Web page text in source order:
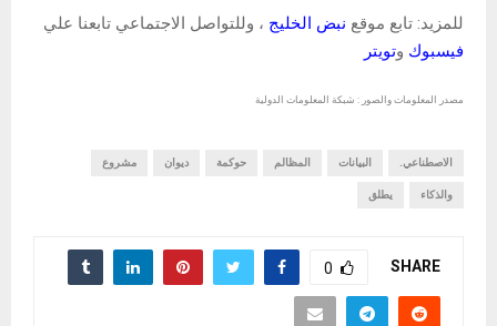
للمزيد: تابع موقع نبض الخليج ، وللتواصل الاجتماعي تابعنا علي
فيسبوك وتويتر
مصدر المعلومات والصور : شبكة المعلومات الدولية
الاصطناعي. البيانات المظالم حوكمة ديوان مشروع
والذكاء يطلق
SHARE
0